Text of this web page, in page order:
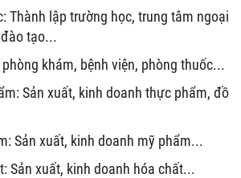
Thành lập trường học, trung tâm ngoại
tạo...
khám, bệnh viện, phòng thuốc...
Sản xuất, kinh doanh thực phẩm, đồ
Sản xuất, kinh doanh mỹ phẩm...
Sản xuất, kinh doanh hóa chất...